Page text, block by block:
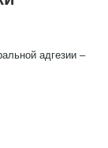
адгезии –